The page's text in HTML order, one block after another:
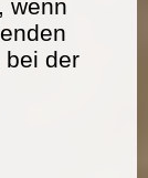
wenn
bei der